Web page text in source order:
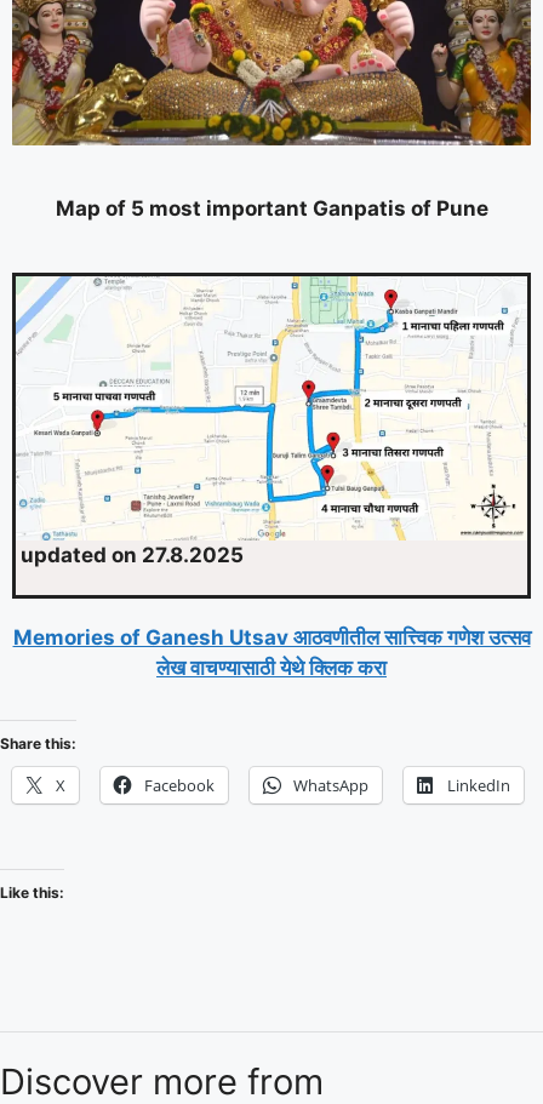
Map of 5 most important Ganpatis of Pune
updated on 27.8.2025
Memories of Ganesh Utsav आठवणीतील सात्त्विक गणेश उत्सव
लेख वाचण्यासाठी येथे क्लिक करा
Share this:
X Facebook WhatsApp LinkedIn
Like this:
Discover more from